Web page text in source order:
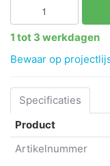
1 tot 3 werkdagen
Bewaar op
Specificaties
Product
Artikelnummer